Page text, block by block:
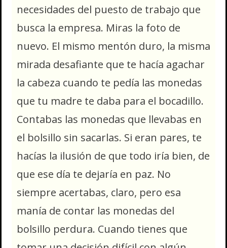
necesidades del puesto de trabajo que
busca la empresa. Miras la foto de
nuevo. El mismo mentón duro, la misma
mirada desafiante que te hacía agachar
la cabeza cuando te pedía las monedas
que tu madre te daba para el bocadillo.
Contabas las monedas que llevabas en
el bolsillo sin sacarlas. Si eran pares, te
hacías la ilusión de que todo iría bien, de
que ese día te dejaría en paz. No
siempre acertabas, claro, pero esa
manía de contar las monedas del
bolsillo perdura. Cuando tienes que